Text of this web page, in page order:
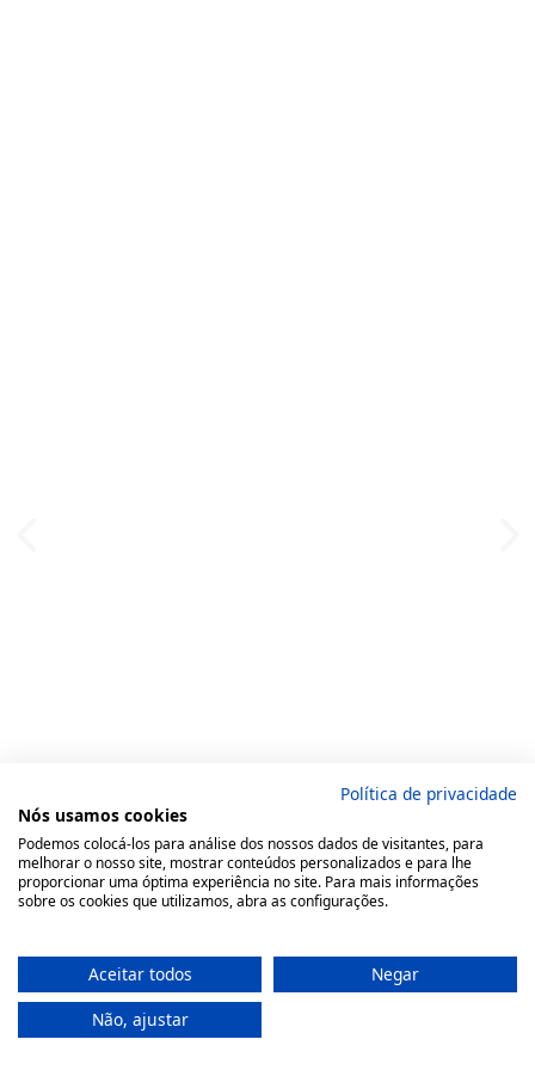
Política de privacidade
Nós usamos cookies
Podemos colocá-los para análise dos nossos dados de visitantes, para
melhorar o nosso site, mostrar conteúdos personalizados e para lhe
proporcionar uma óptima experiência no site. Para mais informações
sobre os cookies que utilizamos, abra as configurações.
Aceitar todos
Negar
Não, ajustar